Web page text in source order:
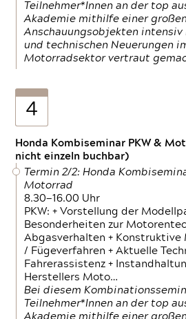
Teilnehmer*Innen an der top
Akademie mithilfe einer
Anschauungsobjekten
und technischen Neuerungen
Motorradsektor vertraut
4
Honda Kombiseminar PKW &
nicht einzeln buchbar)
Termin 2/2: Honda
Motorrad
8.30—16.00 Uhr
PKW: + Vorstellung der
Besonderheiten zur
Abgasverhalten + Konstruktive
/ Fügeverfahren + Aktuelle
Fahrerassistenz +
Herstellers Moto…
Bei diesem
Teilnehmer*Innen an der top
Akademie mithilfe einer